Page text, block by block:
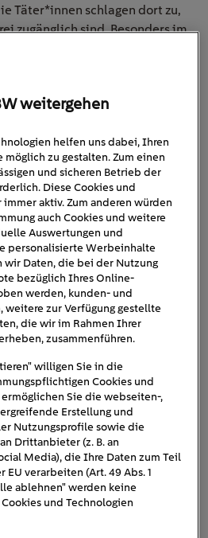
Täter*innen schlagen dort zu,
zugänglich sind. Besonders im
in wenigen Handgriffen
und Leistungsfähigkeit
zwischenvier und zehn
Beim Schrotthandel bringt das
Kilo. Dadurch erzielen die
des Metalls etwa
ist das Ganze nicht.
Beweggründe diskutiert. Zum
umreinen
könntegezielte Sabotage
Taten scheinen
– etwa, weil man die
Kupferkabel, die erst hinter der
werden, wodurch noch ein
hängt. Und den Rest findet
weiter achtlos ins Gebüsch
mittlerweile Vieles auf
weitergehen
helfen uns dabei, Ihren
möglich zu gestalten. Zum einen
und sicheren Betrieb der
Diese Cookies und
aktiv. Zum anderen würden
auch Cookies und weitere
Auswertungen und
personalisierte Werbeinhalte
wir Daten, die bei der Nutzung
bezüglich Ihres Online-
werden, kunden- und
weitere zur Verfügung gestellte
die wir im Rahmen Ihrer
zusammenführen.
willigen Sie in die
Cookies und
Sie die webseiten-,
Erstellung und
Nutzungsprofile sowie die
Drittanbieter (z. B. an
Media), die Ihre Daten zum Teil
verarbeiten (Art. 49 Abs. 1
ablehnen" werden keine
und Technologien